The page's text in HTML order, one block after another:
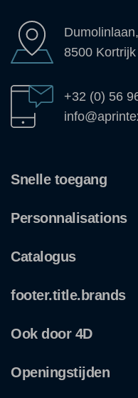
8500
+32 (0) 56
Snelle toegang
Personnalisations
Catalogus
footer.title.brands
Ook door 4D
Openingstijden